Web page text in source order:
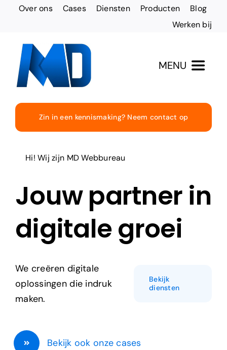
Over ons Cases Diensten Producten
Blog
Werken bij
MENU
Totaaloplossingen
Social Media
Adverteren
Branding
Zin in een kennismaking? Neem contact op
Hi! Wij zijn MD Webbureau
Jouw partner in
digitale groei
We creëren digitale
oplossingen die indruk
maken.
Bekijk
diensten
Bekijk ook onze cases